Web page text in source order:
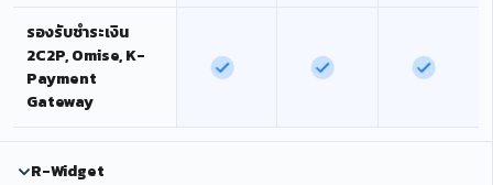
รองรับชำระเงิน
2C2P, Omise, K-
Payment
Gateway
R-Widget